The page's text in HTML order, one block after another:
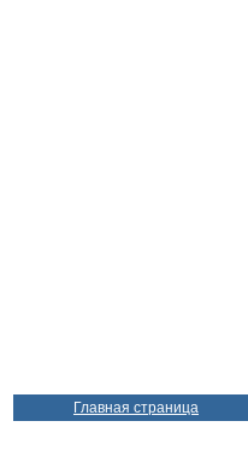
Главная страница